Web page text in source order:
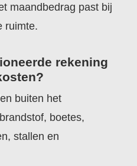
maandbedrag past bij
ruimte.
rekening
buiten het
boetes,
stallen en